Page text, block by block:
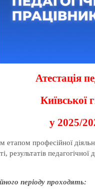
Атестація
Київської
у 2025/
етапом професійної
результатів
періоду проходять: